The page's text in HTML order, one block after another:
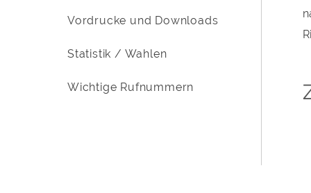
Vordrucke und Downloads
Statistik / Wahlen
Wichtige Rufnummern